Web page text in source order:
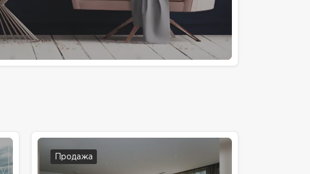
Продажа